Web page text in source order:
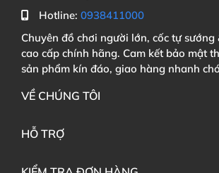
Hotline: 0938411000
Chuyên đồ chơi người lớn, cốc tự sướng
cao cấp chính hãng. Cam kết bảo mật
sản phẩm kín đáo, giao hàng nhanh
VỀ CHÚNG TÔI
HỖ TRỢ